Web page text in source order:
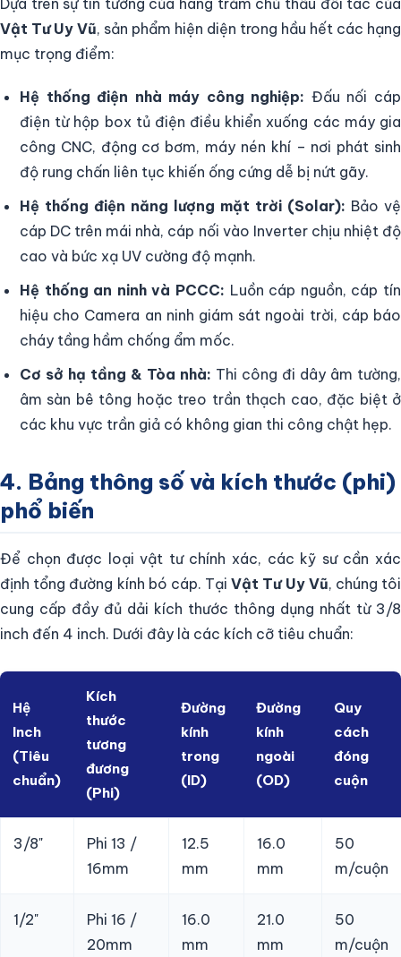
Dựa trên sự tin tưởng của hàng trăm chủ thầu đối tác của
Vật Tư Uy Vũ, sản phẩm hiện diện trong hầu hết các hạng
mục trọng điểm:
Hệ thống điện nhà máy công nghiệp: Đấu nối cáp
điện từ hộp box tủ điện điều khiển xuống các máy gia
công CNC, động cơ bơm, máy nén khí – nơi phát sinh
độ rung chấn liên tục khiến ống cứng dễ bị nứt gãy.
Hệ thống điện năng lượng mặt trời (Solar): Bảo vệ
cáp DC trên mái nhà, cáp nối vào Inverter chịu nhiệt độ
cao và bức xạ UV cường độ mạnh.
Hệ thống an ninh và PCCC: Luồn cáp nguồn, cáp tín
hiệu cho Camera an ninh giám sát ngoài trời, cáp báo
cháy tầng hầm chống ẩm mốc.
Cơ sở hạ tầng & Tòa nhà: Thi công đi dây âm tường,
âm sàn bê tông hoặc treo trần thạch cao, đặc biệt ở
các khu vực trần giả có không gian thi công chật hẹp.
4. Bảng thông số và kích thước (phi)
phổ biến
Để chọn được loại vật tư chính xác, các kỹ sư cần xác
định tổng đường kính bó cáp. TạiVật Tư Uy Vũ, chúng tôi
cung cấp đầy đủ dải kích thước thông dụng nhất từ 3/8
inch đến 4 inch. Dưới đây là các kích cỡ tiêu chuẩn:
Hệ
Inch
(Tiêu
chuẩn)
Kích
thước
tương
đương
(Phi)
Đường
kính
trong
(ID)
Đường
kính
ngoài
(OD)
Quy
cách
đóng
cuộn
3/8"
Phi 13 /
16mm
12.5
mm
16.0
mm
50
m/cuộn
1/2"
Phi 16 /
20mm
16.0
mm
21.0
mm
50
m/cuộn